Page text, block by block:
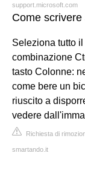
support.microsoft.com
Come
Seleziona tutto
combinazione
tasto Colonne:
come bere un
riuscito a
vedere
Richiesta di
smartando.it